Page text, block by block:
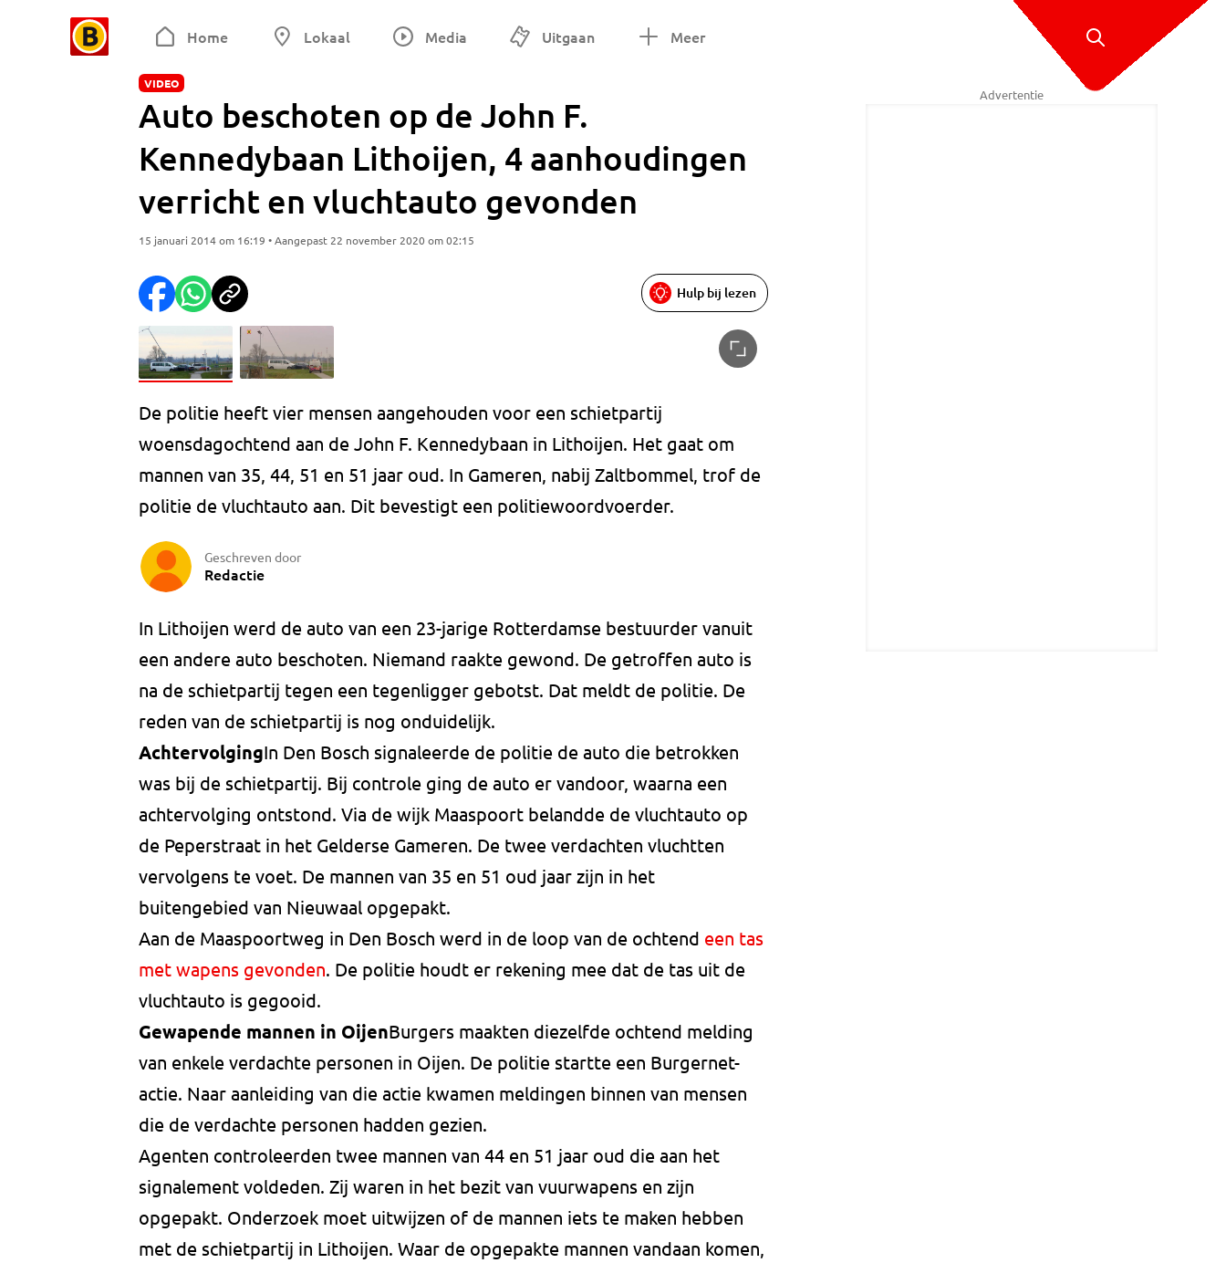
Home Lokaal Media Uitgaan Meer
VIDEO
Auto beschoten op de John F.
Kennedybaan Lithoijen, 4 aanhoudingen
verricht en vluchtauto gevonden
15 januari 2014 om 16:19 • Aangepast 22 november 2020 om 02:15
Hulp bij lezen
De politie heeft vier mensen aangehouden voor een schietpartij
woensdagochtend aan de John F. Kennedybaan in Lithoijen. Het gaat om
mannen van 35, 44, 51 en 51 jaar oud. In Gameren, nabij Zaltbommel, trof de
politie de vluchtauto aan. Dit bevestigt een politiewoordvoerder.
Geschreven door
Redactie
In Lithoijen werd de auto van een 23-jarige Rotterdamse bestuurder vanuit
een andere auto beschoten. Niemand raakte gewond. De getroffen auto is
na de schietpartij tegen een tegenligger gebotst. Dat meldt de politie. De
reden van de schietpartij is nog onduidelijk.
AchtervolgingIn Den Bosch signaleerde de politie de auto die betrokken
was bij de schietpartij. Bij controle ging de auto er vandoor, waarna een
achtervolging ontstond. Via de wijk Maaspoort belandde de vluchtauto op
de Peperstraat in het Gelderse Gameren. De twee verdachten vluchtten
vervolgens te voet. De mannen van 35 en 51 oud jaar zijn in het
buitengebied van Nieuwaal opgepakt.
Aan de Maaspoortweg in Den Bosch werd in de loop van de ochtend een tas
met wapens gevonden. De politie houdt er rekening mee dat de tas uit de
vluchtauto is gegooid.
Gewapende mannen in OijenBurgers maakten diezelfde ochtend melding
van enkele verdachte personen in Oijen. De politie startte een Burgernet-
actie. Naar aanleiding van die actie kwamen meldingen binnen van mensen
die de verdachte personen hadden gezien.
Agenten controleerden twee mannen van 44 en 51 jaar oud die aan het
signalement voldeden. Zij waren in het bezit van vuurwapens en zijn
opgepakt. Onderzoek moet uitwijzen of de mannen iets te maken hebben
met de schietpartij in Lithoijen. Waar de opgepakte mannen vandaan komen,
Advertentie